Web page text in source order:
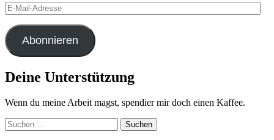
E-
Mail-
Adresse
Abonnieren
Deine Unterstützung
Wenn du meine Arbeit magst, spendier mir doch einen Kaffee.
Suchen
nach: